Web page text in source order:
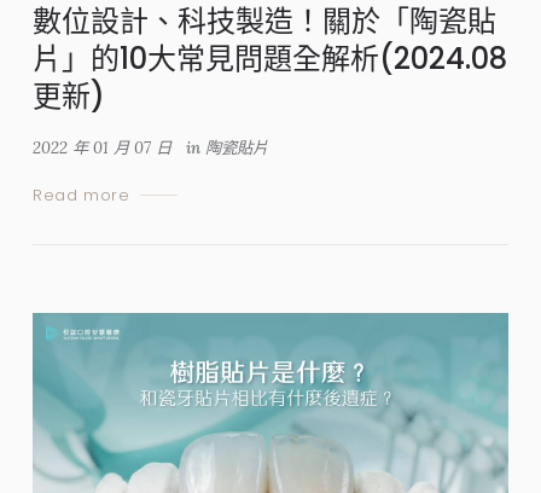
數位設計、科技製造！關於「陶瓷貼
片」的10大常見問題全解析(2024.08
更新)
2022 年 01 月 07 日 in 陶瓷貼片
Read more